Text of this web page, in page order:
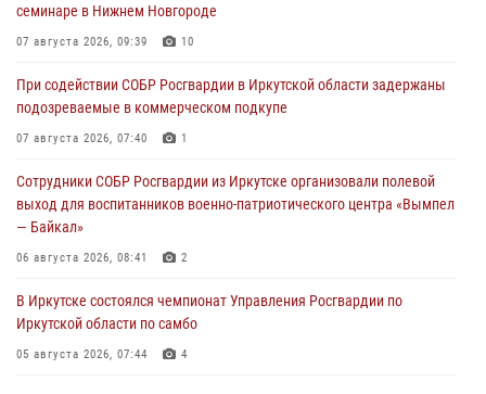
семинаре в Нижнем Новгороде
07 августа 2026, 09:39 10
При содействии СОБР Росгвардии в Иркутской области задержаны
подозреваемые в коммерческом подкупе
07 августа 2026, 07:40 1
Сотрудники СОБР Росгвардии из Иркутске организовали полевой
выход для воспитанников военно-патриотического центра «Вымпел
— Байкал»
06 августа 2026, 08:41 2
В Иркутске состоялся чемпионат Управления Росгвардии по
Иркутской области по самбо
05 августа 2026, 07:44 4